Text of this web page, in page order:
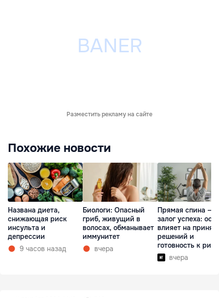
Разместить рекламу на сайте
Похожие новости
Названа диета,
снижающая риск
инсульта и
депрессии
9 часов назад
Биологи: Опасный
гриб, живущий в
волосах, обманывает
иммунитет
вчера
Прямая спина —
залог успеха:
влияет на
решений и
готовность к
вчера